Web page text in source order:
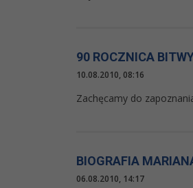
90 ROCZNICA
10.08.2010, 08:16
Zachęcamy do
BIOGRAFIA
06.08.2010, 14:17